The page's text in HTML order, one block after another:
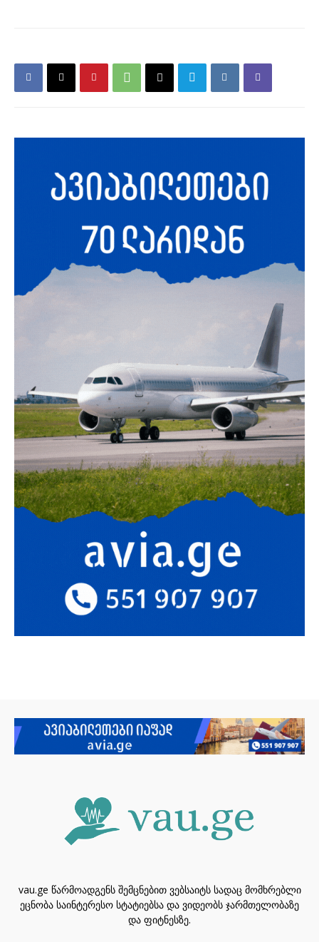
vau.ge წარმოადგენს შემცნებით ვებსაიტს სადაც მომხრებლი
ეცნობა საინტერესო სტატიებსა და ვიდეობს ჯარმთელობაზე
და ფიტნესზე.